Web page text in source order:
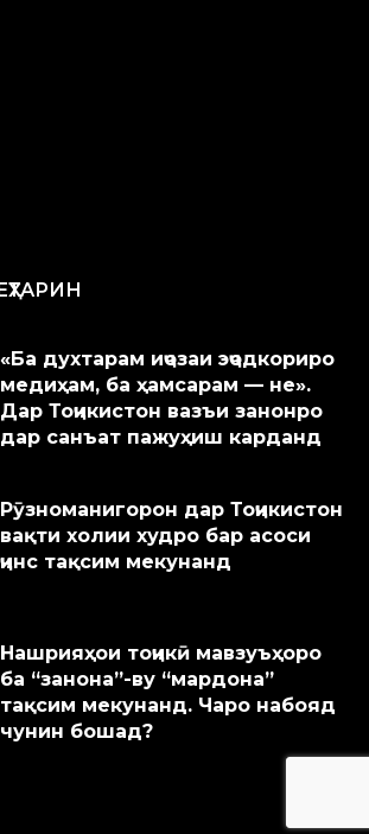
«Ба духтарам иҷозаи эҷодкориро
медиҳам, ба ҳамсарам — не».
Дар Тоҷикистон вазъи занонро
дар санъат пажуҳиш карданд
Рӯзноманигорон дар Тоҷикистон
вақти холии худро бар асоси
ҷинс тақсим мекунанд
Нашрияҳои тоҷикӣ мавзуъҳоро
ба “занона”-ву “мардона”
тақсим мекунанд. Чаро набояд
чунин бошад?